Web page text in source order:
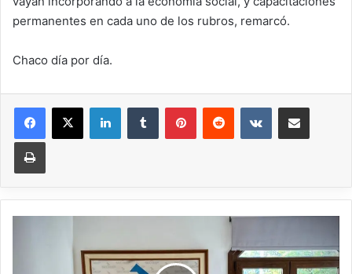
permanentes en cada uno de los rubros, remarcó.
Chaco día por día.